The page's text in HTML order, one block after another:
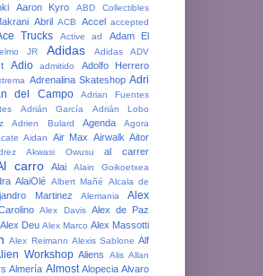
Aaron Kyro ABD Collectibles
Abril ACB Accel accepted
Trucks Active ad
Adam El
JR Adidas Adidas ADV
Adio admitido Adolfo Herrero
Adrenalina Skateshop Adri
del Campo
Adrian Fuentes
Adrián García
Adrián Lobo
Adrien Bulard Agenda Agora
Aidan Air Max Airwalk Aitor
Akwasi Owusu
al carrer
carro Alai Alain Goikoetxea
AlaiOlé Albert Mañé
Alcala de
Martinez Alemania
Alex
Alex Davis Alex de Paz
Alex Deu Alex Marco Alex Massotti
Alex Reimann Alexis Sablone Alf
Workshop Aliens Alis Allan
Almería Almost Alopecia Alvaro